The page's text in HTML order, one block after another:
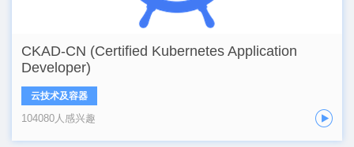
CKAD-CN (Certified Kubernetes Application
Developer)
云技术及容器
104080人感兴趣